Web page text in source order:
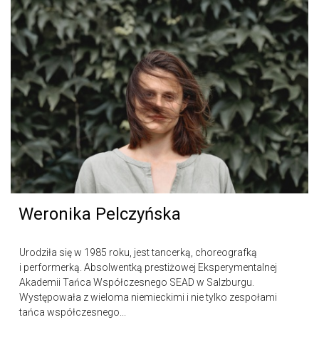
Weronika Pelczyńska
Urodziła się w 1985 roku, jest tancerką, choreografką
i performerką. Absolwentką prestiżowej Eksperymentalnej
Akademii Tańca Współczesnego SEAD w Salzburgu.
Występowała z wieloma niemieckimi i nie tylko zespołami
tańca współczesnego...